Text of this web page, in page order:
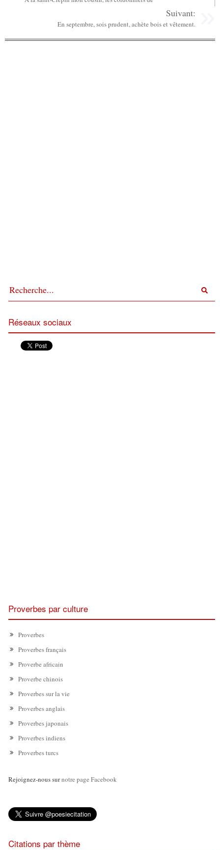
Suivant:
En septembre, sois prudent, achète bois et vêtement.
Réseaux sociaux
Proverbes par culture
Proverbes
Proverbes français
Proverbe africain
Proverbe chinois
Proverbes sur la vie
Proverbes anglais
Proverbes japonais
Proverbes indiens
Proverbes turcs
Rejoignez-nous surnotre page Facebook
Citations par thème